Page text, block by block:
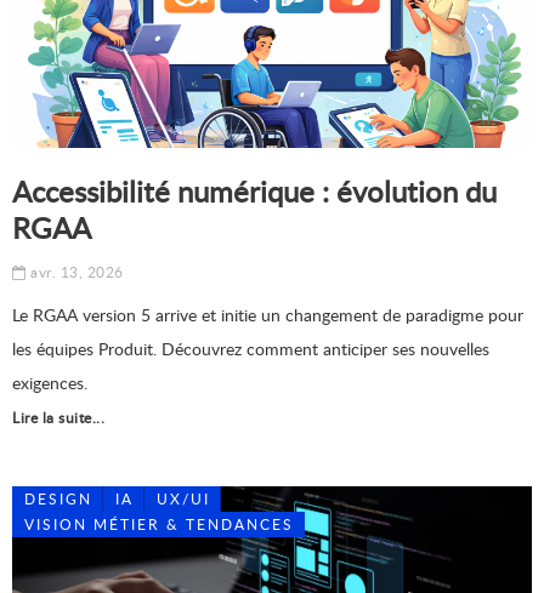
Accessibilité numérique : évolution du
RGAA
avr. 13, 2026
Le RGAA version 5 arrive et initie un changement de paradigme pour
les équipes Produit. Découvrez comment anticiper ses nouvelles
exigences.
Lire la suite...
DESIGN IA
UX/UI
VISION MÉTIER & TENDANCES